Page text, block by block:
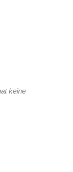
keine